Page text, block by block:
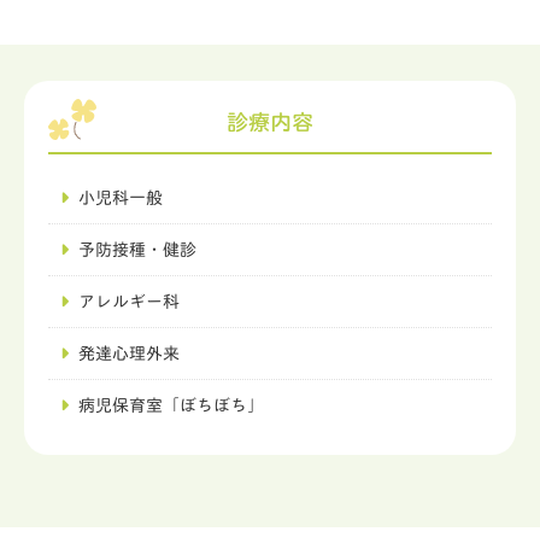
診療内容
小児科一般
予防接種・健診
アレルギー科
発達心理外来
病児保育室「ぼちぼち」